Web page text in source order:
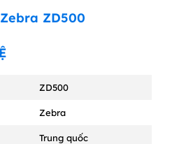
ZD500
ZD500
Zebra
Trung quốc